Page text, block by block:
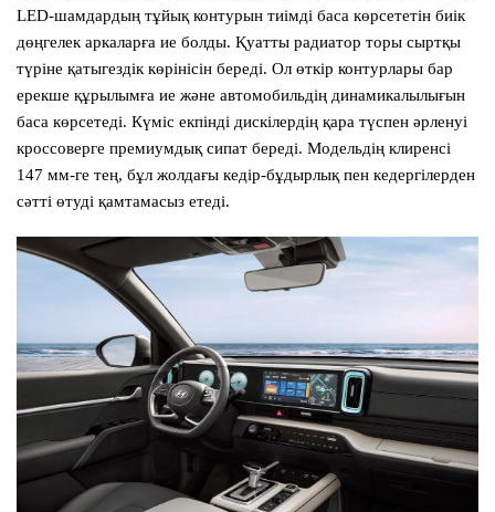
LED-шамдардың тұйық контурын тиімді баса көрсететін биік
дөңгелек аркаларға ие болды. Қуатты радиатор торы сыртқы
түріне қатыгездік көрінісін береді. Ол өткір контурлары бар
ерекше құрылымға ие және автомобильдің динамикалылығын
баса көрсетеді. Күміс екпінді дискілердің қара түспен әрленуі
кроссоверге премиумдық сипат береді. Модельдің клиренсі
147 мм-ге тең, бұл жолдағы кедір-бұдырлық пен кедергілерден
сәтті өтуді қамтамасыз етеді.